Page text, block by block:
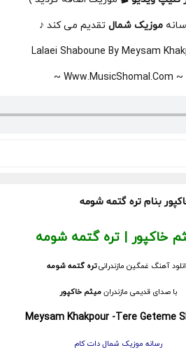
موزیک شمال تقدیم می کند ♪
Lalaei Shaboune By Meysam
~ Www.MusicShomal.Com ~
بنام تره گتمه شومه
خاکپور | تره گتمه شومه
آهنگ غمگین مازندرانیتره گتمه شومه
با صدای قدیمی مازندران میثم خاکپور
Meysam Khakpour -Tere Geteme
رسانه موزیک شمال دات کام